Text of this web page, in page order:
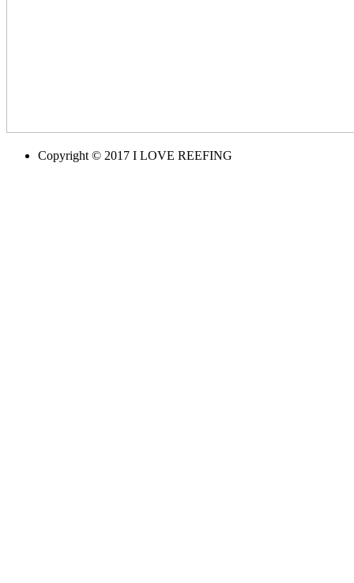
Copyright © 2017 I LOVE REEFING